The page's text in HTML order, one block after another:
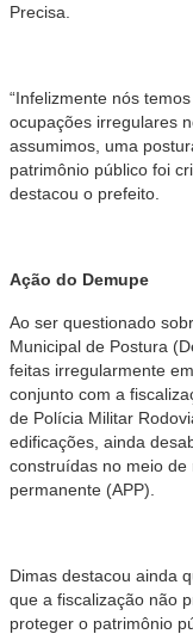
Precisa.
“Infelizmente nós
ocupações irregulares
assumimos, uma
patrimônio público foi
destacou o prefeito.
Ação do Demupe
Ao ser questionado
Municipal de Postura
feitas irregularmente
conjunto com a
de Polícia Militar
edificações, ainda
construídas no meio
permanente (APP).
Dimas destacou ainda
que a fiscalização não
proteger o patrimônio